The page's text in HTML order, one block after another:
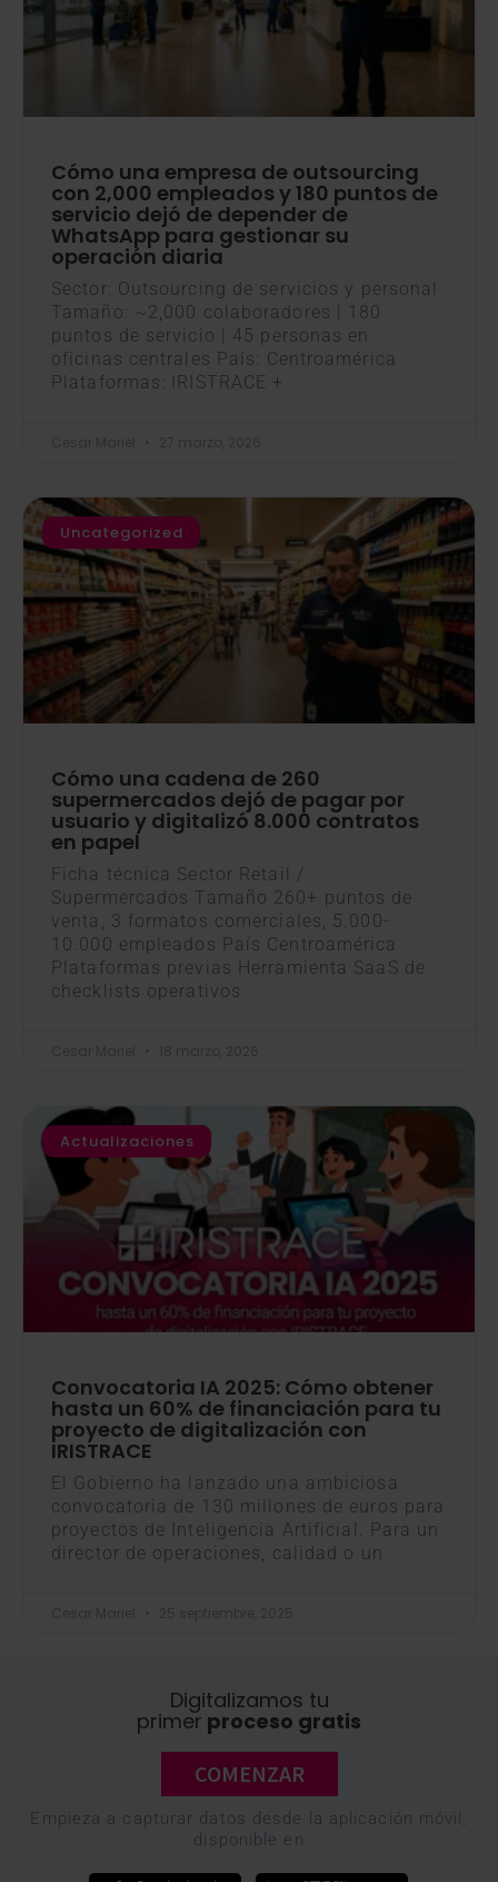
Cómo una empresa de outsourcing
con 2,000 empleados y 180 puntos de
servicio dejó de depender de
WhatsApp para gestionar su
operación diaria
Sector: Outsourcing de servicios y personal
Tamaño: ~2,000 colaboradores | 180
puntos de servicio | 45 personas en
oficinas centrales País: Centroamérica
Plataformas: IRISTRACE +
Uncategorized
Cómo una cadena de 260
supermercados dejó de pagar por
usuario y digitalizó 8.000 contratos
en papel
Ficha técnica Sector Retail /
Supermercados Tamaño 260+ puntos de
venta, 3 formatos comerciales, 5.000-
10.000 empleados País Centroamérica
Plataformas previas Herramienta SaaS de
checklists operativos
Actualizaciones
Convocatoria IA 2025: Cómo obtener
hasta un 60% de financiación para tu
proyecto de digitalización con
IRISTRACE
El Gobierno ha lanzado una ambiciosa
convocatoria de 130 millones de euros para
proyectos de Inteligencia Artificial. Para un
director de operaciones, calidad o un
Digitalizamos tu
primer proceso gratis
COMENZAR
Empieza a capturar datos desde la aplicación móvil,
disponible en